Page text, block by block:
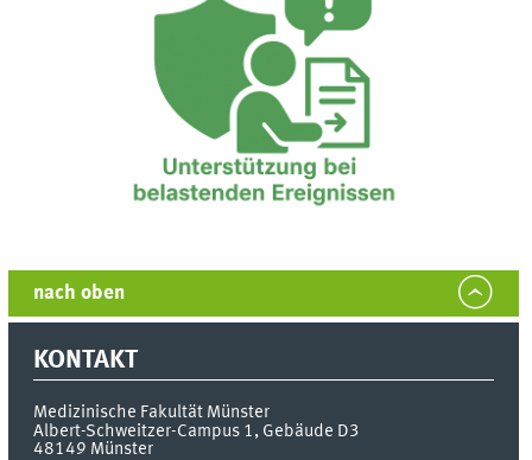
nach oben
KONTAKT
Medizinische Fakultät Münster
Albert-Schweitzer-Campus 1, Gebäude D3
48149 Münster